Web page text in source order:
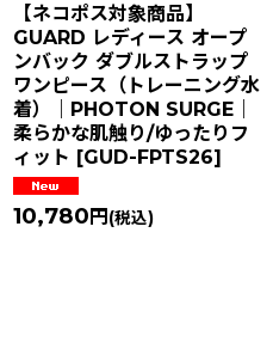
【ネコポス対象商品】
GUARD レディース オープ
ンバック ダブルストラップ
ワンピース（トレーニング水
着）｜PHOTON SURGE｜
柔らかな肌触り/ゆったりフ
ィット [GUD-FPTS26]
10,780 円 (税込)